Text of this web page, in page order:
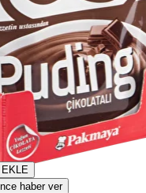
haber ver